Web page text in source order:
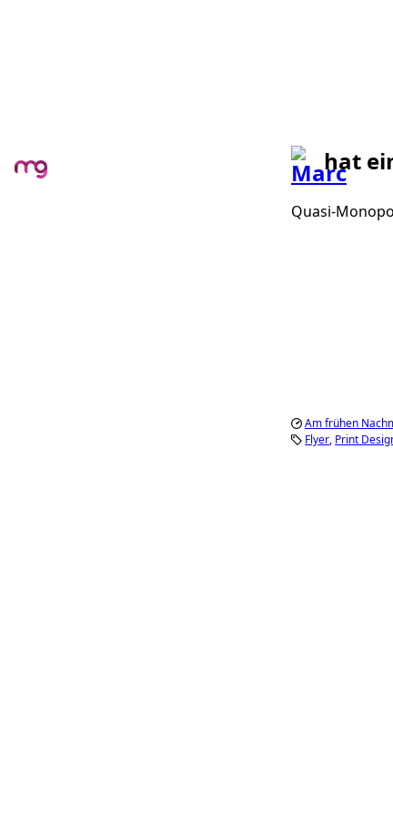
hat
Quasi-
Am frühen
Flyer Print